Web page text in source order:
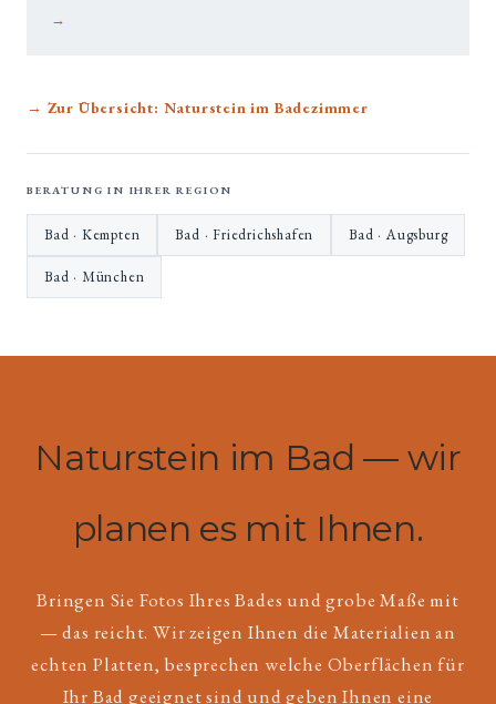
→
→ Zur Übersicht: Naturstein im Badezimmer
BERATUNG IN IHRER REGION
Bad · Kempten Bad · Friedrichshafen Bad · Augsburg
Bad · München
Naturstein im Bad — wir
planen es mit Ihnen.
Bringen Sie Fotos Ihres Bades und grobe Maße mit
— das reicht. Wir zeigen Ihnen die Materialien an
echten Platten, besprechen welche Oberflächen für
Ihr Bad geeignet sind und geben Ihnen eine